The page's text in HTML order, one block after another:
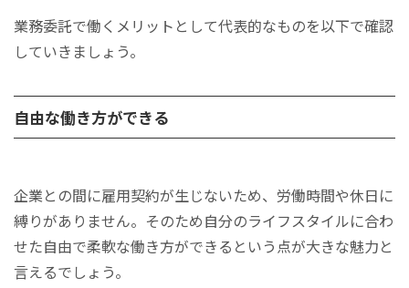
業務委託で働くメリットとして代表的なものを以下で確認
していきましょう。
自由な働き方ができる
企業との間に雇用契約が生じないため、労働時間や休日に
縛りがありません。そのため自分のライフスタイルに合わ
せた自由で柔軟な働き方ができるという点が大きな魅力と
言えるでしょう。